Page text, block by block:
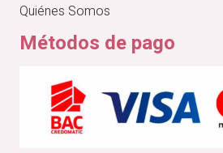
Quiénes Somos
Métodos de pago